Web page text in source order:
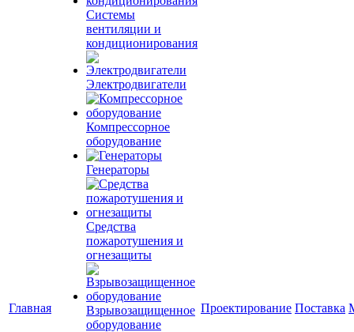
Главная
Системы
вентиляции и
кондиционирования
Электродвигатели
Компрессорное
оборудование
Генераторы
Средства
пожаротушения и
огнезащиты
Взрывозащищенное
оборудование
Проектирование Поставка